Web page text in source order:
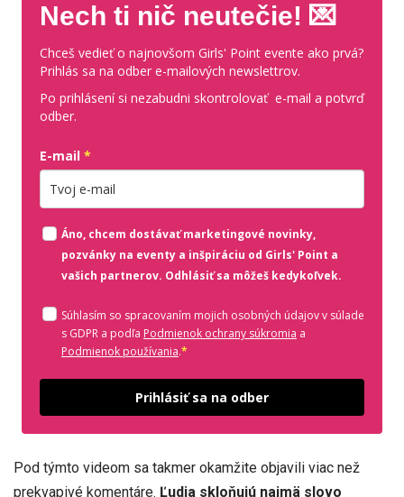
Nech ti nič neutečie! 💌
Chceš vedieť o najnovšom Girls' Point evente ako prvá?
Prihlás sa na odber e-mailových newslettrov.
Po prihlásení si nezabudni skontrolovať e-mail a potvrď
odber.
E-mail *
Áno, chcem dostávať marketingové novinky,
pozvánky na eventy a inšpiráciu od Girls' Point a
vašich partnerov. Odhlásiť sa môžeš kedykoľvek.
Súhlasím so spracovaním mojich osobných údajov v súlade
s GDPR a podľa Podmienok ochrany súkromia (otvorí sa v novom
a
Podmienok používania(otvorí sa v novom okne)
.*
Prihlásiť sa na odber
Pod týmto videom sa takmer okamžite objavili viac než
prekvapivé komentáre. Ľudia skloňujú najmä slovo